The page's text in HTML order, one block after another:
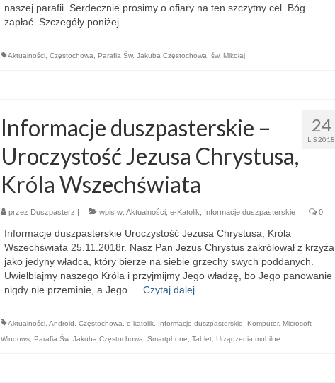
naszej parafii. Serdecznie prosimy o ofiary na ten szczytny cel. Bóg
zapłać. Szczegóły poniżej.
Aktualności, Częstochowa Parafia Św. Jakuba Częstochowa św. Mikołaj
24
LIS 2018
Informacje duszpasterskie –
Uroczystość Jezusa Chrystusa,
Króla Wszechświata
przez Duszpasterz wpis w: Aktualności, e-Katolik, Informacje duszpasterskie 0
Informacje duszpasterskie Uroczystość Jezusa Chrystusa, Króla
Wszechświata 25.11.2018r. Nasz Pan Jezus Chrystus zakrólował z krzyża
jako jedyny władca, który bierze na siebie grzechy swych poddanych.
Uwielbiajmy naszego Króla i przyjmijmy Jego władzę, bo Jego panowanie
nigdy nie przeminie, a Jego … Czytaj dalej
Aktualności, Android , Częstochowa, e-katolik, Informacje duszpasterskie, Komputer, Microsoft
Windows, Parafia Św. Jakuba Częstochowa, Smartphone, Tablet, Urządzenia mobilne